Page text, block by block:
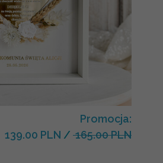
Promocja:
139.00 PLN / 165.00 PLN